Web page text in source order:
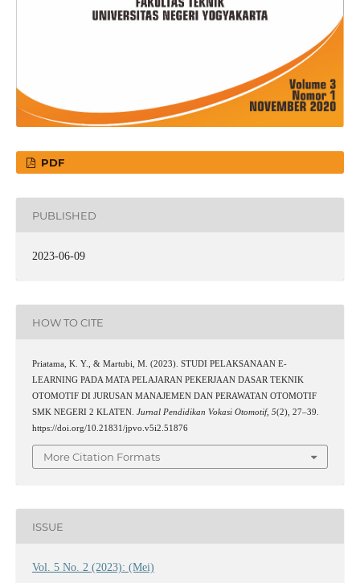
PDF
PUBLISHED
2023-06-09
HOW TO CITE
Priatama, K. Y., & Martubi, M. (2023). STUDI PELAKSANAAN E-
LEARNING PADA MATA PELAJARAN PEKERJAAN DASAR TEKNIK
OTOMOTIF DI JURUSAN MANAJEMEN DAN PERAWATAN OTOMOTIF
SMK NEGERI 2 KLATEN. Jurnal Pendidikan Vokasi Otomotif, 5(2), 27–39.
https://doi.org/10.21831/jpvo.v5i2.51876
More Citation Formats
ISSUE
Vol. 5 No. 2 (2023): (Mei)